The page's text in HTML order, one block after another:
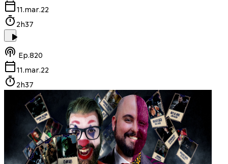
11.mar.22
2h37
Ep.820
11.mar.22
2h37